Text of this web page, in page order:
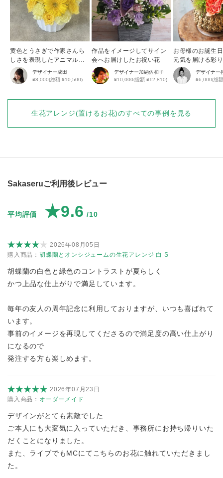
黄色とうさぎで作家さんら
しさを表現したアニマルア
レンジ
デザイナー成田
¥8,000(総額 ¥10,500)
作品をイメージしてサイン
会へお届けしたお祝い花
デザイナー加納佐和子
¥10,000(総額 ¥12,810)
お母様のお誕生
元気を届ける彩
花アレンジデザイナー
¥6,000(総
生花アレンジ(置けるお花)のすべての事例を見る
Sakaseruご利用後レビュー
平均評価 ★9.6 /10
2026年08月05日
購入商品： 胡蝶蘭とオンシジュームの生花アレンジ 白 S
胡蝶蘭の白色と緑色のコントラストが夏らしく
かつ上品な仕上がりで満足しています。
毎年の友人の周年記念に利用しておりますが、いつも喜ばれて
います。
事前のイメージを再現してくださるので満足度の高い仕上がり
になるので
発注する方も楽しめます。
2026年07月23日
購入商品： オーダーメイド
デザインがとても素敵でした
ご本人にも大変気に入っていただき、事務所にお持ち帰りいた
だくことになりました。
また、ライブでもMCにてこちらのお花に触れていただきまし
た。